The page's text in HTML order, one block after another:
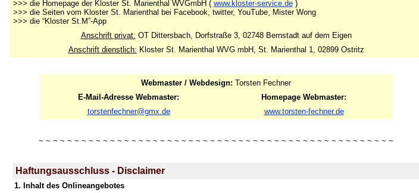
>>> die Homepage der Kloster St. Marienthal WVGmbH ( www.kloster-service.de)
>>> die Seiten vom Kloster St. Marienthal bei Facebook, twitter, YouTube, Mister Wong
>>> die “Kloster St.M”-App
Anschrift privat: OT Dittersbach, Dorfstraße 3, 02748 Bernstadt auf dem Eigen
Anschrift dienstlich: Kloster St. Marienthal WVG mbH, St. Marienthal 1, 02899 Ostritz
Webmaster / Webdesign: Torsten Fechner
E-Mail-Adresse Webmaster:
Homepage Webmaster:
torstenfechner@gmx.de
www.torsten-fechner.de
~ ~ ~ ~ ~ ~ ~ ~ ~ ~ ~ ~ ~ ~ ~ ~ ~ ~ ~ ~ ~ ~ ~ ~ ~ ~ ~ ~ ~ ~ ~ ~ ~ ~ ~ ~ ~ ~ ~ ~ ~ ~ ~ ~ ~ ~ ~ ~ ~ ~
Haftungsausschluss - Disclaimer
1. Inhalt des Onlineangebotes